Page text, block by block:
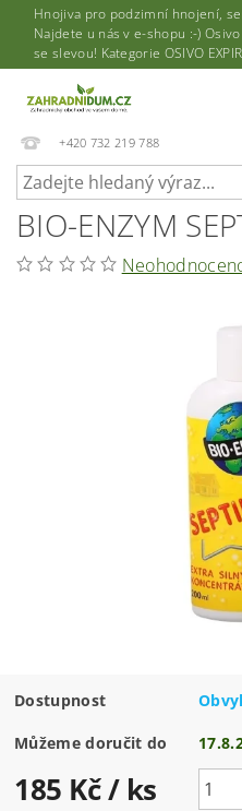
Hnojiva pro podzimní hnojení,
Najdete u nás v e-shopu :-)
se slevou! Kategorie OSIVO
+420 732 219 788
BIO-ENZYM
Dostupnost
Můžeme doručit do
185 Kč/ ks